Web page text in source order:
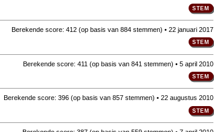
Berekende score: 412(op basis van 884 stemmen) • 22 januari 2017
Berekende score: 411 (op basis van 841 stemmen) • 5 april 2010
Berekende score: 396(op basis van 857 stemmen) • 22 augustus 2010